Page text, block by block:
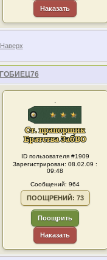
Наказать
Наверх
ГОБИЕЦ76
.
ID пользователя #1909
Зарегистрирован: 08.02.09 :
09:48
Сообщений: 964
ПООЩРЕНИЙ: 73
Поощрить
Наказать